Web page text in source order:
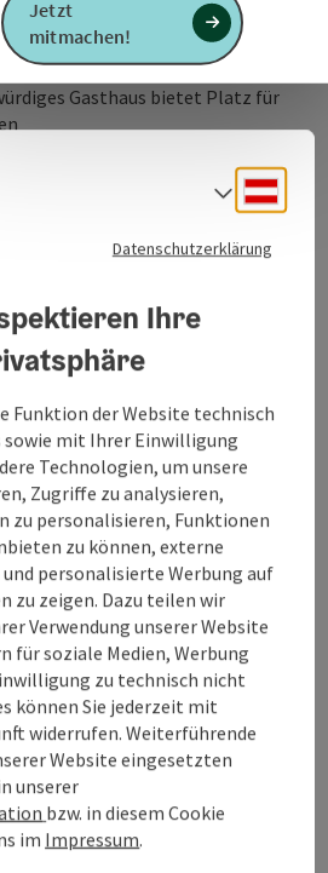
Jetzt
mitmachen!
Bier und traditionelle,
Gasthaus bietet Platz für
Feierlichkeiten jeglicher Art
unser schattiger Biergarten
am Stadtplatz zum Verweilen ein
Frühstück, traditionell
hausgemachte Kuchen mit
Datenschutzerklärung
Ihre
Funktion der Website technisch
sowie mit Ihrer Einwilligung
Technologien, um unsere
Zugriffe zu analysieren,
zu personalisieren, Funktionen
zu können, externe
personalisierte Werbung auf
zu zeigen. Dazu teilen wir
Verwendung unserer Website
für soziale Medien, Werbung
zu technisch nicht
können Sie jederzeit mit
widerrufen. Weiterführende
Website eingesetzten
unserer
bzw. in diesem Cookie
im Impressum.